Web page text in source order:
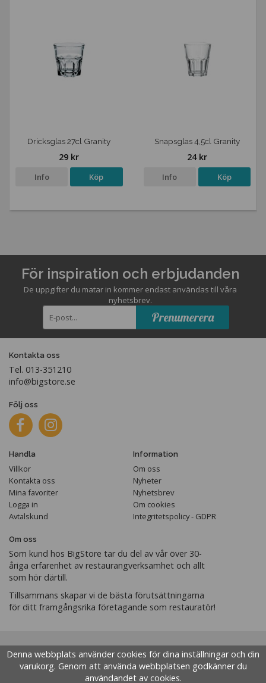
Dricksglas 27cl Granity
29 kr
Info Köp
Snapsglas 4,5cl Granity
24 kr
Info Köp
För inspiration och erbjudanden
De uppgifter du matar in kommer endast användas till våra
nyhetsbrev.
Prenumerera
Kontakta oss
Tel. 013-351210
info@bigstore.se
Följ oss
Handla
Villkor
Kontakta oss
Mina favoriter
Logga in
Avtalskund
Information
Om oss
Nyheter
Nyhetsbrev
Om cookies
Integritetspolicy - GDPR
Om oss
Som kund hos BigStore tar du del av vår över 30-
åriga erfarenhet av restaurangverksamhet och allt
som hör därtill.
Tillsammans skapar vi de bästa förutsättningarna
för ditt framgångsrika företagande som restauratör!
Denna webbplats använder cookies för dina inställningar och din
varukorg. Genom att använda webbplatsen godkänner du
användandet av cookies.